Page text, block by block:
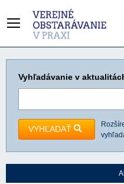
Vyhľadávanie v
VYHĽADAŤ